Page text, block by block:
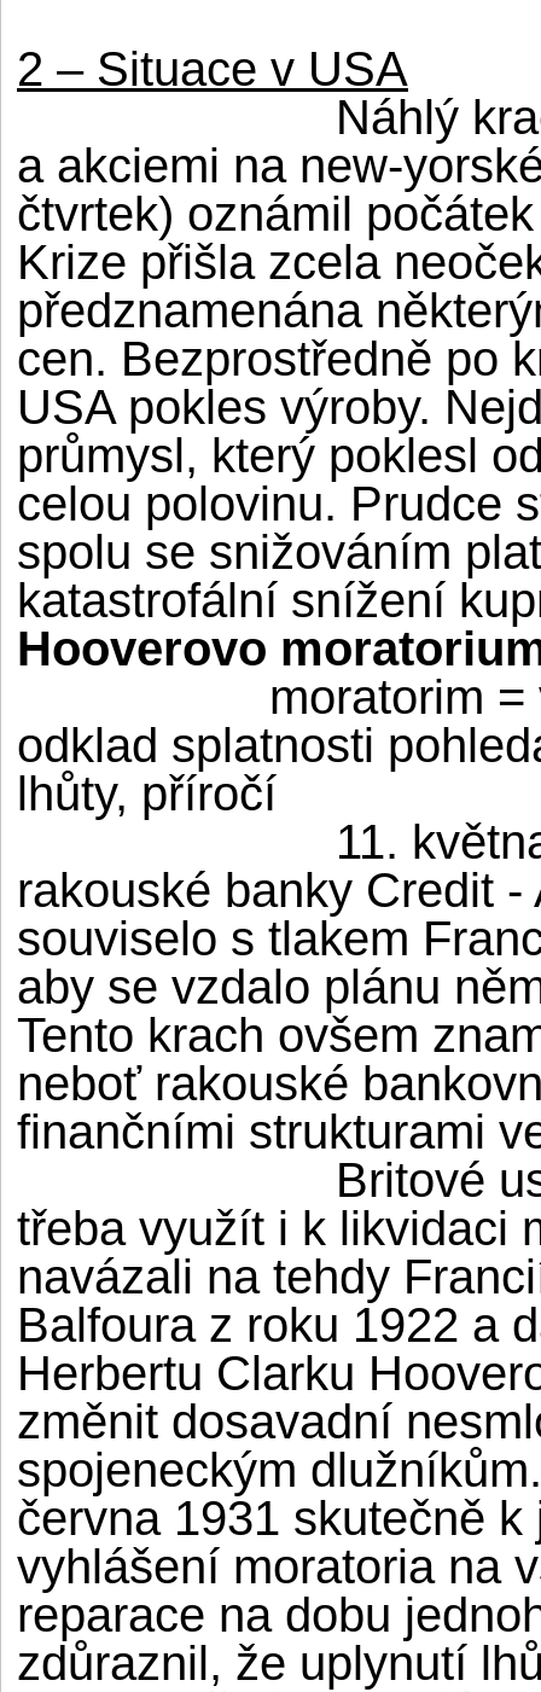
2 – Situace v USA
Náhlý
a akciemi na new-
čtvrtek) oznámil
Krize přišla zcela
předznamenána
cen. Bezprostředně po
USA pokles výroby.
průmysl, který poklesl
celou polovinu. Prudce
spolu se snižováním
katastrofální snížení
Hooverovo
moratorim
odklad splatnosti
lhůty, příročí
11.
rakouské banky Credit
souviselo s tlakem
aby se vzdalo plánu
Tento krach ovšem
neboť rakouské
finančními strukturami
Britové
třeba využít i k likvidaci
navázali na tehdy
Balfoura z roku 1922 a
Herbertu Clarku
změnit dosavadní
spojeneckým
června 1931 skutečně
vyhlášení moratoria na
reparace na dobu
zdůraznil, že uplynutí